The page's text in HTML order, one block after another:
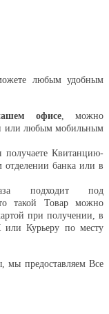
любым удобным
офисе, можно
или любым мобильным
получаете Квитанцию-
банка или в
подходит под
такой Товар можно
при получении, в
Курьеру по месту
мы предоставляем Все